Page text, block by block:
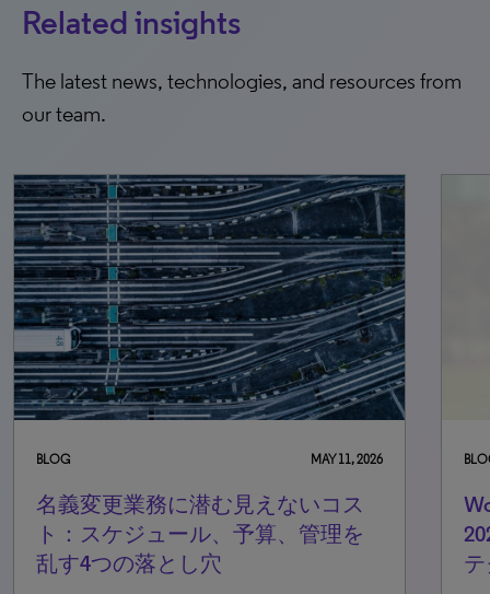
Related insights
The latest news, technologies, and resources from
our team.
BLOG MAY 11, 2026
名義変更業務に潜む見えないコス
ト：スケジュール、予算、管理を
乱す4つの落とし穴